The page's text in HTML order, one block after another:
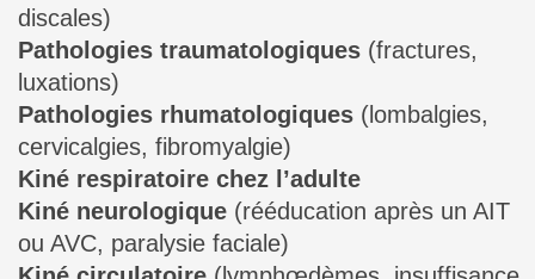
discales)
Pathologies traumatologiques (fractures,
luxations)
Pathologies rhumatologiques (lombalgies,
cervicalgies, fibromyalgie)
Kiné respiratoire chez l’adulte
Kiné neurologique (rééducation après un AIT
ou AVC, paralysie faciale)